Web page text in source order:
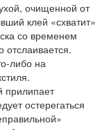
очищенной от
клей «схватит»
со временем
отслаивается.
либо на
прилипает
остерегаться